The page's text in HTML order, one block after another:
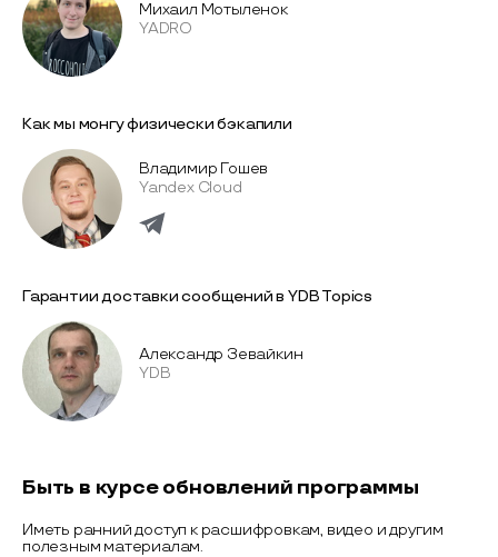
Михаил Мотыленок
YADRO
Как мы монгу физически бэкапили
Владимир Гошев
Yandex Cloud
Гарантии доставки сообщений в YDB Topics
Александр Зевайкин
YDB
Быть в курсе обновлений программы
Иметь ранний доступ к расшифровкам, видео и другим
полезным материалам.